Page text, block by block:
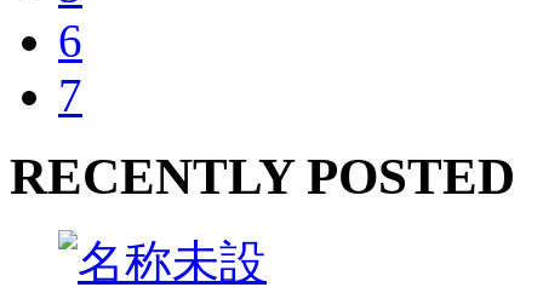
6
7
RECENTLY POSTED